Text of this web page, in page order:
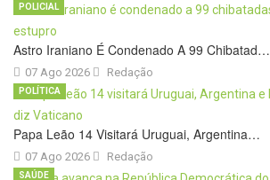
Astro Iraniano É Condenado A 99 Chibatad…
07 Ago 2026
POLICIAL
Redação
Papa Leão 14 Visitará Uruguai, Argentina…
07 Ago 2026
POLÍTICA
Redação
SAÚDE